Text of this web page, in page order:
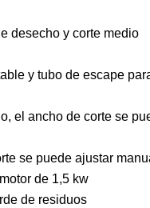
desecho y corte medio
y tubo de escape
el ancho de corte se
se puede ajustar
de 1,5 kw
de residuos